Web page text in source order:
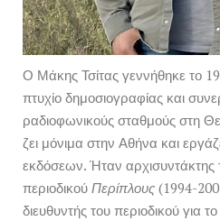
Ο Μάκης Τσίτας γεννήθηκε το
πτυχίο δημοσιογραφίας και
ραδιοφωνικούς σταθμούς στη
ζει μόνιμα στην Αθήνα και
εκδόσεων. Ήταν αρχισυντάκτης
περιοδικού Περίπλους (1994-
διευθυντής του περιοδικού για το